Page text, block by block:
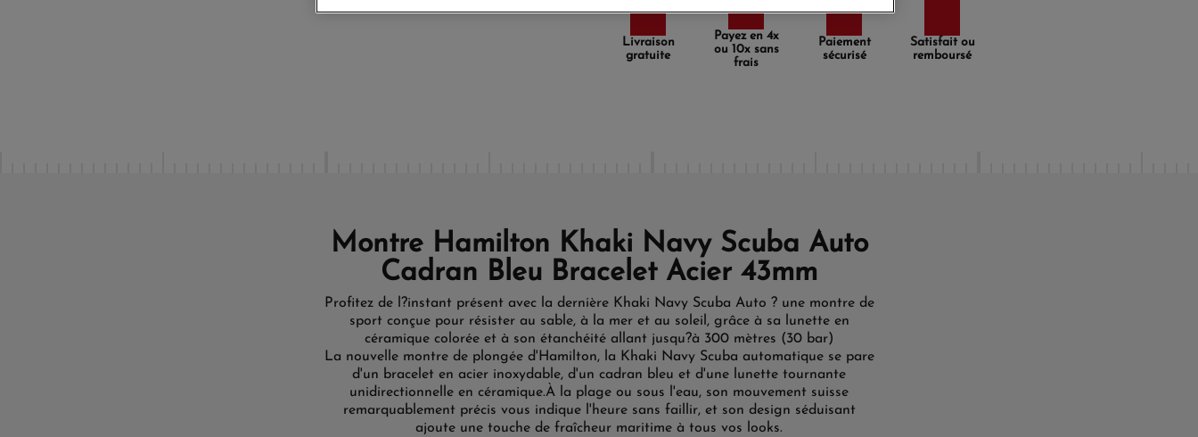
Livraison
gratuite
Payez en 4x
ou 10x sans
frais
Paiement
sécurisé
Satisfait ou
remboursé
Montre Hamilton Khaki Navy Scuba Auto
Cadran Bleu Bracelet Acier 43mm
Profitez de l?instant présent avec la dernière Khaki Navy Scuba Auto ? une montre de
sport conçue pour résister au sable, à la mer et au soleil, grâce à sa lunette en
céramique colorée et à son étanchéité allant jusqu?à 300 mètres (30 bar)
La nouvelle montre de plongée d'Hamilton, la Khaki Navy Scuba automatique se pare
d'un bracelet en acier inoxydable, d'un cadran bleu et d'une lunette tournante
unidirectionnelle en céramique.À la plage ou sous l'eau, son mouvement suisse
remarquablement précis vous indique l'heure sans faillir, et son design séduisant
ajoute une touche de fraîcheur maritime à tous vos looks.